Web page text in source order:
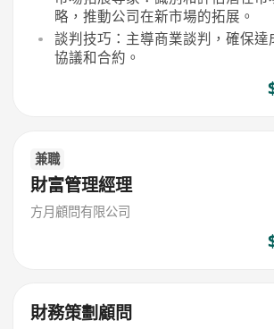
略，推動公司在新市場的拓展。
談判技巧：主導商業談判，確保達
協議和合約。
兼職
財富管理經理
方月顧問有限公司
財務策劃顧問